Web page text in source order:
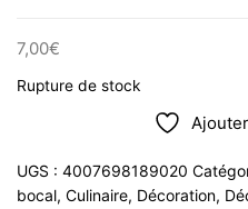
7,00€
Rupture de stock
UGS : 4007698189020
bocal, Culinaire, Décoration,